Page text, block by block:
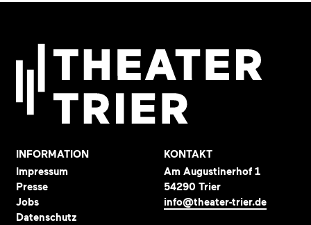
INFORMATION
Impressum
Presse
Jobs
Datenschutz
KONTAKT
Am Augustinerhof 1
54290 Trier
info@theater-trier.de